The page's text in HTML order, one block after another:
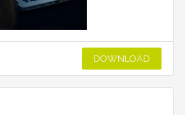
DOWNLOAD